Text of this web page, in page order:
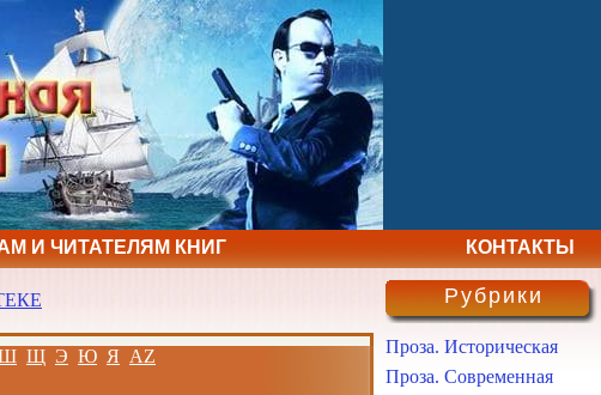
И ЧИТАТЕЛЯМ КНИГ КОНТАКТЫ
Щ Э Ю Я AZ
Рубрики
Проза. Историческая
Проза. Современная